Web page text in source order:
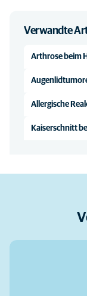
Verwandte
Arthrose beim
Allergische
Kaiserschnitt